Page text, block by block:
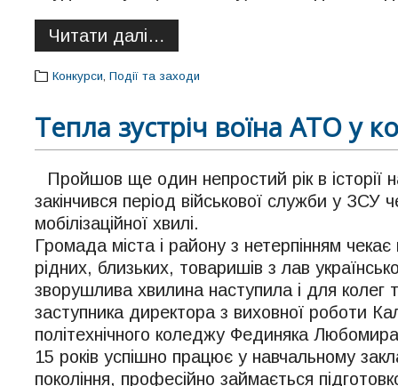
Читати далі…
Конкурси ,Події та заходи
Тепла зустріч воїна АТО у
Пройшов ще один непростий рік в історії
закінчився період військової служби у ЗСУ
мобілізаційної хвилі.
Громада міста і району з нетерпінням чекає
рідних, близьких, товаришів з лав
зворушлива хвилина наступила і для колег
заступника директора з виховної роботи
політехнічного коледжу Фединяка
15 років успішно працює у навчальному
покоління, професійно займається